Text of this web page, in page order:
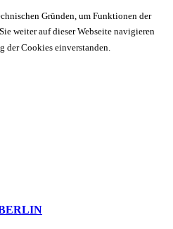
Gründen, um Funktionen der
weiter auf dieser Webseite navigieren
der Cookies einverstanden.